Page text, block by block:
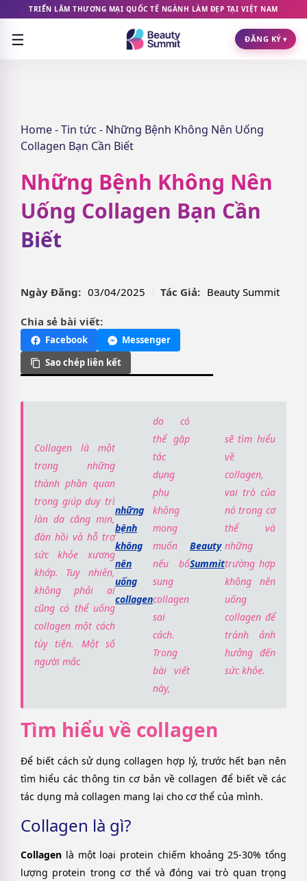
TRIỂN LÃM THƯƠNG MẠI QUỐC TẾ NGÀNH LÀM ĐẸP TẠI VIỆT NAM
☰ ĐĂNG KÝ ▾
Home-Tin tức - Những Bệnh Không Nên Uống
Collagen Bạn Cần Biết
Những Bệnh Không Nên
Uống Collagen Bạn Cần
Biết
Ngày Đăng: 03/04/2025 Tác Giả: Beauty Summit
Chia sẻ bài viết:
Facebook
Messenger
Sao chép liên kết
Collagen là một
trong những
thành phần quan
trọng giúp duy trì
làn da căng mịn,
đàn hồi và hỗ trợ
sức khỏe xương
khớp. Tuy nhiên,
không phải ai
cũng có thể uống
collagen một cách
tùy tiện. Một số
người mắc
những
bệnh
không
nên
uống
collagen
do có
thể gặp
tác
dụng
phụ
không
mong
muốn
nếu bổ
sung
collagen
sai
cách.
Trong
bài viết
này,
Beauty
Summit
sẽ tìm hiểu
về
collagen,
vai trò của
nó trong cơ
thể và
những
trường hợp
không nên
uống
collagen để
tránh ảnh
hưởng đến
sức khỏe.
Tìm hiểu về collagen
Để biết cách sử dụng collagen hợp lý, trước hết bạn nên
tìm hiểu các thông tin cơ bản về collagen để biết về các
tác dụng mà collagen mang lại cho cơ thể của mình.
Collagen là gì?
Collagen là một loại protein chiếm khoảng 25-30% tổng
lượng protein trong cơ thể và đóng vai trò quan trọng